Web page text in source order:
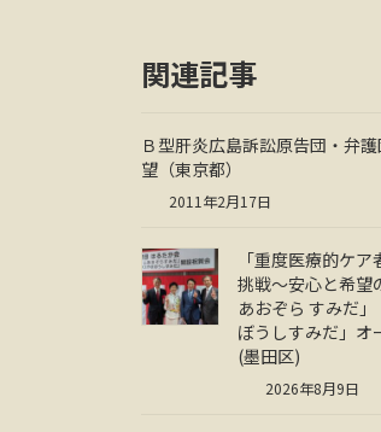
関連記事
Ｂ型肝炎広島訴訟原告団・弁
望（東京都）
2011年2月17日
「重度医療的ケ
挑戦～安心と希望
あおぞら すみだ
ぼうしすみだ」オ
(墨田区)
2026年8月9日